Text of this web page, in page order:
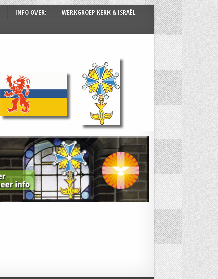
INFO OVER:
WERKGROEP KERK & ISRAËL